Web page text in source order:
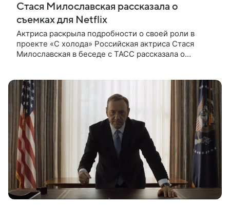
Стася Милославская рассказала о
съемках для Netflix
Актриса раскрыла подробности о своей роли в
проекте «С холода» Российская актриса Стася
Милославская в беседе с ТАСС рассказала о